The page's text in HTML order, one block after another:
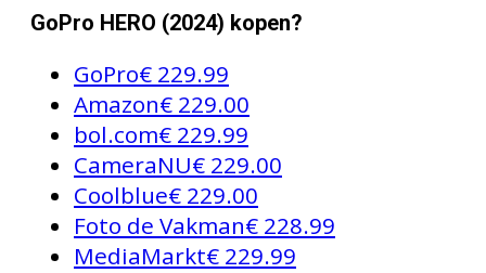
GoPro HERO (2024) kopen?
GoPro€ 229.99
Amazon€ 229.00
bol.com€ 229.99
CameraNU€ 229.00
Coolblue€ 229.00
Foto de Vakman€ 228.99
MediaMarkt€ 229.99